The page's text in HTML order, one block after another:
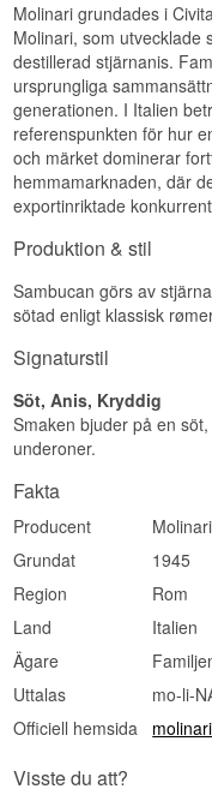
Molinari grundades i
Molinari, som utvecklade
destillerad stjärnanis.
ursprungliga
generationen. I Italien
referenspunkten för hur
och märket dominerar
hemmamarknaden, där
exportinriktade
Produktion & stil
Sambucan görs av
sötad enligt klassisk
Signaturstil
Söt, Anis, Kryddig
Smaken bjuder på en
underoner.
Fakta
Producent
Molinari
Grundat
1945
Region
Rom
Land
Italien
Ägare
Uttalas
mo-li-
Officiell hemsida
Visste du att?